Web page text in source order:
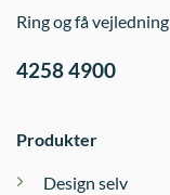
Produkter
Design selv
Ring og få
4258 4900